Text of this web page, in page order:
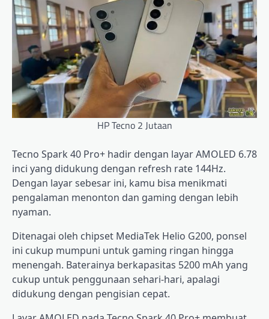
HP Tecno 2 Jutaan
Tecno Spark 40 Pro+ hadir dengan layar AMOLED 6.78
inci yang didukung dengan refresh rate 144Hz.
Dengan layar sebesar ini, kamu bisa menikmati
pengalaman menonton dan gaming dengan lebih
nyaman.
Ditenagai oleh chipset MediaTek Helio G200, ponsel
ini cukup mumpuni untuk gaming ringan hingga
menengah. Baterainya berkapasitas 5200 mAh yang
cukup untuk penggunaan sehari-hari, apalagi
didukung dengan pengisian cepat.